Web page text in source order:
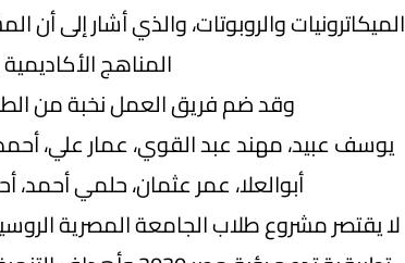
الميكاترونيات والروبوتات، والذي أشار إلى
المناهج
وقد ضم فريق العمل نخبة من
يوسف عبيد، مهند عبد القوي، عمار علي،
أبوالعلا، عمر عثمان، حلمي
لا يقتصر مشروع طلاب الجامعة المصرية